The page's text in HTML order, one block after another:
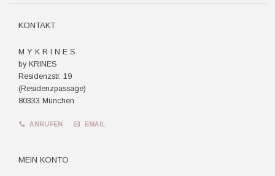
KONTAKT
M Y K R I N E S
by KRINES
Residenzstr. 19
(Residenzpassage)
80333 München
ANRUFEN EMAIL
MEIN KONTO